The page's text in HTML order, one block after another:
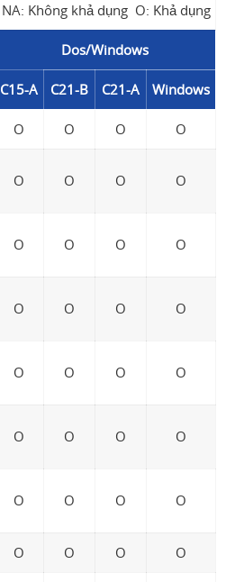
NA: Không khả dụng O: Khả dụng
Dos/Windows
C15-A C21-B C21-A Windows
O O O O
O O O O
O O O O
O O O O
O O O O
O O O O
O O O O
O O O O